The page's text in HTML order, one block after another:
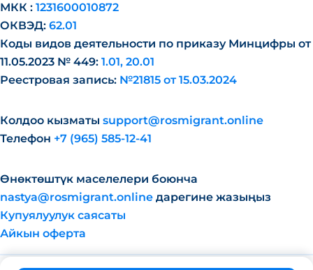
МКК : 1231600010872
ОКВЭД: 62.01
Коды видов деятельности по приказу Минцифры от
11.05.2023 № 449: 1.01, 20.01
Реестровая запись: №21815 от 15.03.2024
Колдоо кызматы support@rosmigrant.online
Телефон +7 (965) 585-12-41
Өнөктөштүк маселелери боюнча
nastya@rosmigrant.online дарегине жазыңыз
Купуялуулук саясаты
Айкын оферта